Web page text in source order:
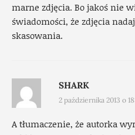
marne zdjęcia. Bo jakoś nie
świadomości, że zdjęcia
skasowania.
SHARK
2 października 2013 o
A tłumaczenie, że autorka